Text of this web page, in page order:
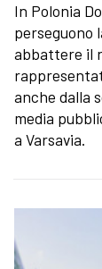
In Polonia
perseguono
abbattere il
anche dalla
media
a Varsavia.